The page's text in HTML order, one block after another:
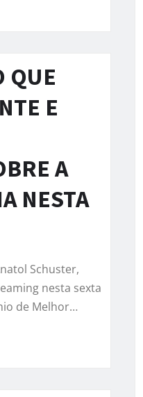
QUE
E
A
NESTA
Schuster,
nesta sexta
de Melhor…